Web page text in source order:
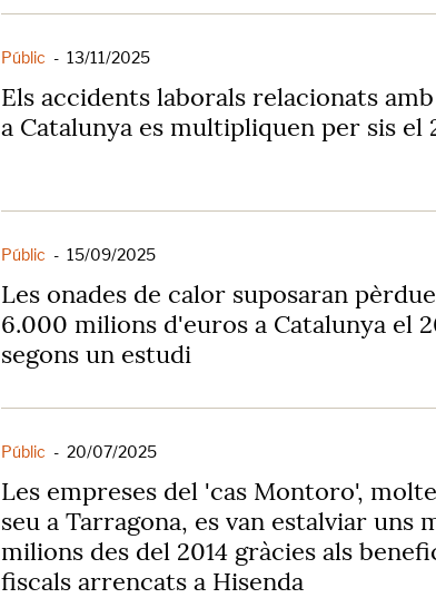
Públic - 13/11/2025
Els accidents laborals relacionats
a Catalunya es multipliquen per sis el
Públic - 15/09/2025
Les onades de calor suposaran
6.000 milions d'euros a Catalunya el
segons un estudi
Públic - 20/07/2025
Les empreses del 'cas Montoro',
seu a Tarragona, es van estalviar uns
milions des del 2014 gràcies als
fiscals arrencats a Hisenda